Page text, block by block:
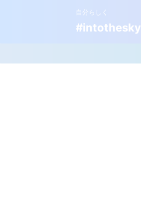
自分らしく
#intothesky